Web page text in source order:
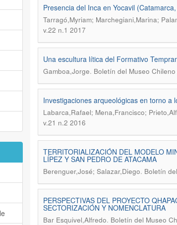
Presencia del Inca en Yocavil
Tarragó,Myriam; Marchegiani,Marina;
v.22 n.1 2017
Una escultura lítica del Formativo
Gamboa,Jorge. Boletín del Museo
Investigaciones arqueológicas en torno a
Labarca,Rafael; Mena,Francisco;
v.21 n.2 2016
TERRITORIALIZACIÓN DEL MODELO
LÍPEZ Y SAN PEDRO DE ATACAMA
Berenguer,José; Salazar,Diego. Boletín
PERSPECTIVAS DEL PROYECTO
SECTORIZACIÓN Y NOMENCLATURA
Bar Esquivel,Alfredo. Boletín del Museo